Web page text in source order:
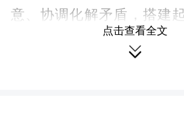
意、协调化解矛盾，搭建
达、信访问题就地化解的基
点击查看全文
